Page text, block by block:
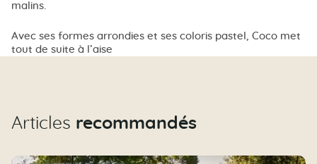
malins.
Avec ses formes arrondies et ses coloris pastel, Coco met
tout de suite à l’aise
Articles recommandés